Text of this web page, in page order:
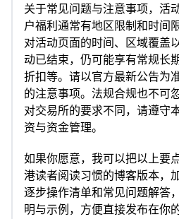
关于常见问题与注意事项，活
户福利通常有地区限制和时间
对活动页面的时间、区域覆盖
动已结束，仍可能享有常规长
折扣等。请以官方最新公告为
的注意事项。法规合规也不可
对交易所的要求不同，请遵守
资与资金管理。
如果你愿意，我可以把以上要
港读者阅读习惯的博客版本，
逐步操作清单和常见问题解答
明与示例，方便直接发布在你